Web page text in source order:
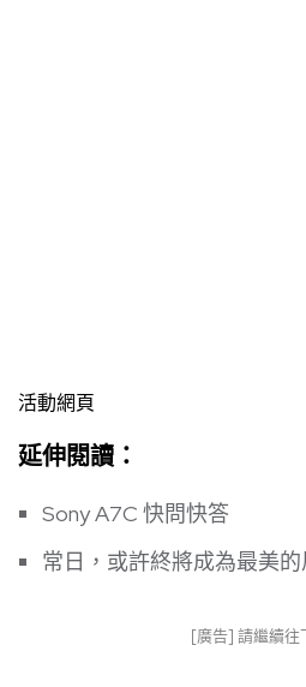
活動網頁
延伸閱讀：
Sony A7C 快問快答
常日，或許終將成為最美
[廣告] 請繼續往